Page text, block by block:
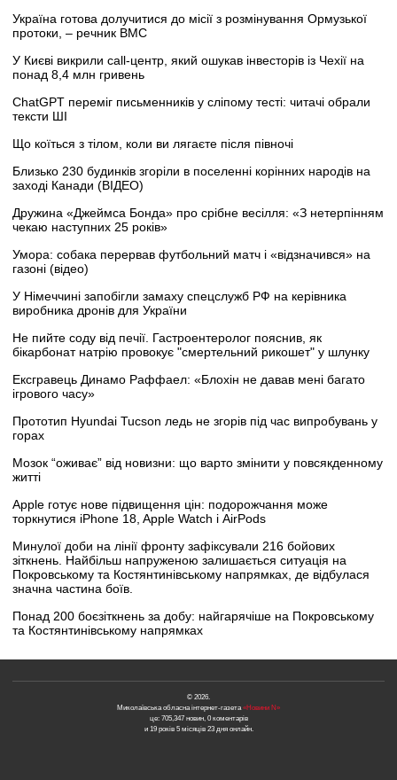
Україна готова долучитися до місії з розмінування Ормузької
протоки, – речник ВМС
У Києві викрили call-центр, який ошукав інвесторів із Чехії на
понад 8,4 млн гривень
ChatGPT переміг письменників у сліпому тесті: читачі обрали
тексти ШІ
Що коїться з тілом, коли ви лягаєте після півночі
Близько 230 будинків згоріли в поселенні корінних народів на
заході Канади (ВІДЕО)
Дружина «Джеймса Бонда» про срібне весілля: «З нетерпінням
чекаю наступних 25 років»
Умора: собака перервав футбольний матч і «відзначився» на
газоні (відео)
У Німеччині запобігли замаху спецслужб РФ на керівника
виробника дронів для України
Не пийте соду від печії. Гастроентеролог пояснив, як
бікарбонат натрію провокує "смертельний рикошет" у шлунку
Ексгравець Динамо Раффаел: «Блохін не давав мені багато
ігрового часу»
Прототип Hyundai Tucson ледь не згорів під час випробувань у
горах
Мозок “оживає” від новизни: що варто змінити у повсякденному
житті
Apple готує нове підвищення цін: подорожчання може
торкнутися iPhone 18, Apple Watch і AirPods
Минулої доби на лінії фронту зафіксували 216 бойових
зіткнень. Найбільш напруженою залишається ситуація на
Покровському та Костянтинівському напрямках, де відбулася
значна частина боїв.
Понад 200 боєзіткнень за добу: найгарячіше на Покровському
та Костянтинівському напрямках
© 2026.
Миколаївська обласна інтернет-газета«Новини N»
це: 705,347 новин, 0 коментарів
и 19 років 5 місяців 23 дня онлайн.